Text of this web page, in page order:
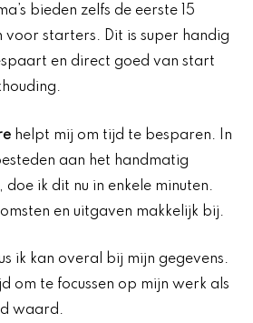
bieden zelfs de eerste 15
voor starters. Dit is super handig
en direct goed van start
helpt mij om tijd te besparen. In
aan het handmatig
doe ik dit nu in enkele minuten.
en uitgaven makkelijk bij.
ik kan overal bij mijn gegevens.
om te focussen op mijn werk als
waard.